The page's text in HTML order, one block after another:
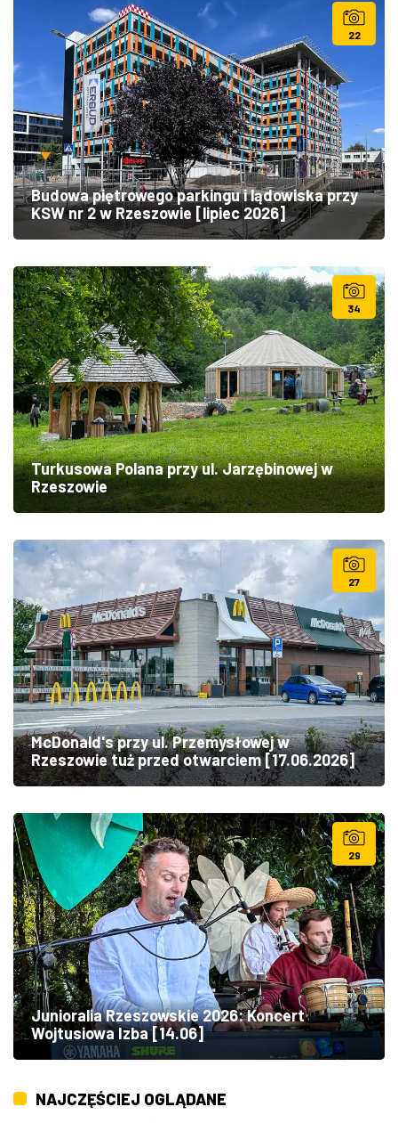
22
Budowa piętrowego parkingu i lądowiska przy
KSW nr 2 w Rzeszowie [lipiec 2026]
34
Turkusowa Polana przy ul. Jarzębinowej w
Rzeszowie
27
McDonald's przy ul. Przemysłowej w
Rzeszowie tuż przed otwarciem [17.06.2026]
29
Junioralia Rzeszowskie 2026: Koncert
Wojtusiowa Izba [14.06]
NAJCZĘŚCIEJ OGLĄDANE